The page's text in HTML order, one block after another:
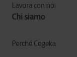
Lavora con noi
Chi siamo
Perché Cegeka